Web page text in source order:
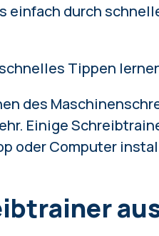
einfach durch
Tippen
des
Einige
oder Computer